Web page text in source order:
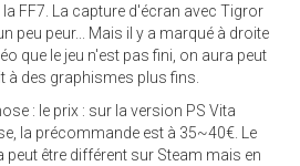
la FF7. La capture d'écran avec Tigror
peu peur... Mais il y a marqué à droite
que le jeu n'est pas fini, on aura peut
à des graphismes plus fins.
: le prix : sur la version PS Vita
la précommande est à 35~40€. Le
peut être différent sur Steam mais en